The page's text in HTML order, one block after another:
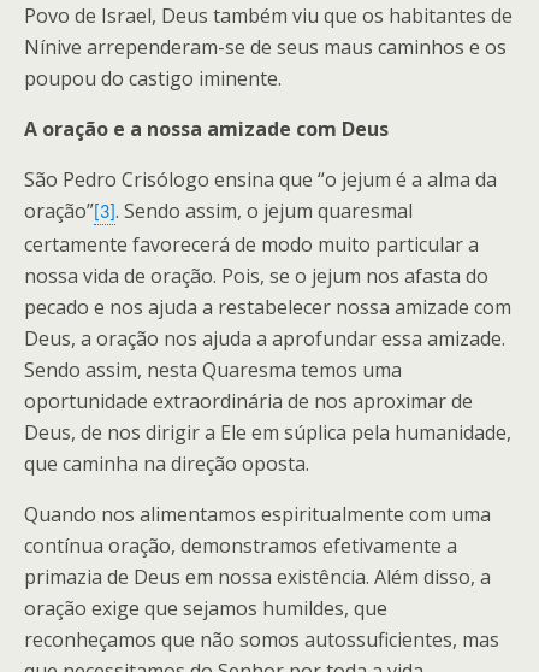
Povo de Israel, Deus também viu que os habitantes de
Nínive arrependeram-se de seus maus caminhos e os
poupou do castigo iminente.
A oração e a nossa amizade com Deus
São Pedro Crisólogo ensina que “o jejum é a alma da
oração” [3] . Sendo assim, o jejum quaresmal
certamente favorecerá de modo muito particular a
nossa vida de oração. Pois, se o jejum nos afasta do
pecado e nos ajuda a restabelecer nossa amizade com
Deus, a oração nos ajuda a aprofundar essa amizade.
Sendo assim, nesta Quaresma temos uma
oportunidade extraordinária de nos aproximar de
Deus, de nos dirigir a Ele em súplica pela humanidade,
que caminha na direção oposta.
Quando nos alimentamos espiritualmente com uma
contínua oração, demonstramos efetivamente a
primazia de Deus em nossa existência. Além disso, a
oração exige que sejamos humildes, que
reconheçamos que não somos autossuficientes, mas